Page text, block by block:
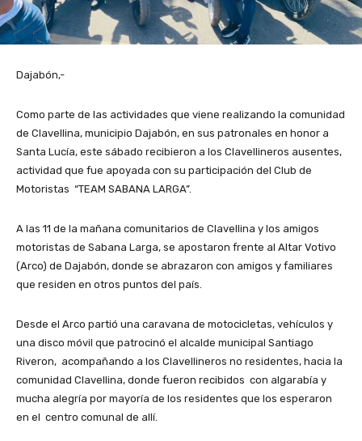
Dajabón,-
Como parte de las actividades que viene realizando la comunidad
de Clavellina, municipio Dajabón, en sus patronales en honor a
Santa Lucía, este sábado recibieron a los Clavellineros ausentes,
actividad que fue apoyada con su participación del Club de
Motoristas “TEAM SABANA LARGA”.
A las 11 de la mañana comunitarios de Clavellina y los amigos
motoristas de Sabana Larga, se apostaron frente al Altar Votivo
(Arco) de Dajabón, donde se abrazaron con amigos y familiares
que residen en otros puntos del país.
Desde el Arco partió una caravana de motocicletas, vehículos y
una disco móvil que patrocinó el alcalde municipal Santiago
Riveron, acompañando a los Clavellineros no residentes, hacia la
comunidad Clavellina, donde fueron recibidos con algarabía y
mucha alegría por mayoría de los residentes que los esperaron
en el centro comunal de allí.